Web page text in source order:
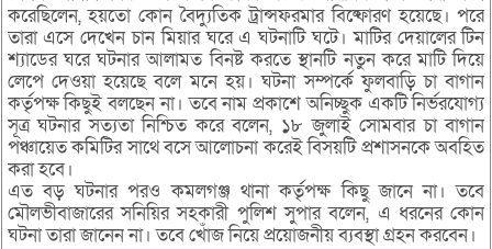
করেছিলেন, হয়তো কোন বৈদ্যুতিক ট্রান্সফরমার বিষ্ফোরণ হয়েছে। পরে
তারা এসে দেখেন চান মিয়ার ঘরে এ ঘটনাটি ঘটে। মাটির দেয়ালের টিন
শ্যাডের ঘরে ঘটনার আলামত বিনষ্ট করতে স্থানটি নতুন করে মাটি দিয়ে
লেপে দেওয়া হয়েছে বলে মনে হয়। ঘটনা সম্পর্কে ফুলবাড়ি চা বাগান
কর্তৃপক্ষ কিছুই বলছেন না। তবে নাম প্রকাশে অনিচ্ছুক একটি নির্ভরযোগ্য
সূত্র ঘটনার সত্যতা নিশ্চিত করে বলেন, ১৮ জুলাই সোমবার চা বাগান
পঞ্চায়েত কমিটির সাথে বসে আলোচনা করেই বিসয়টি প্রশাসনকে অবহিত
করা হবে।
এত বড় ঘটনার পরও কমলগঞ্জ থানা কর্তৃপক্ষ কিছু জানে না। তবে
মৌলভীবাজারের সনিয়ির সহকারী পুলিশ সুপার বলেন, এ ধরনের কোন
ঘটনা তারা জানেন না। তবে খোঁজ নিয়ে প্রয়োজনীয় ব্যবস্থা গ্রহন করবেন।